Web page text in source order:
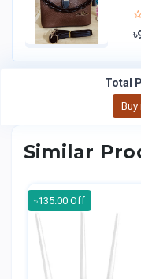
Total
Buy
Similar
৳135.00 Off